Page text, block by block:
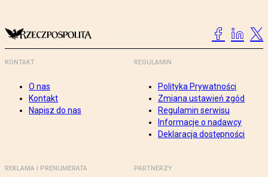
KONTAKT
O nas
Kontakt
Napisz do nas
REGULAMIN
Polityka Prywatności
Zmiana ustawień zgód
Regulamin serwisu
Informacje o nadawcy
Deklaracja dostępności
REKLAMA I PRENUMERATA PARTNERZY